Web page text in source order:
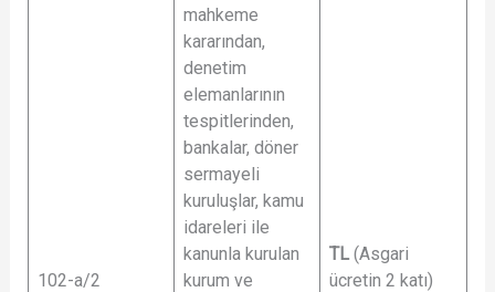
102-a/2
mahkeme
kararından,
denetim
elemanlarının
tespitlerinden,
bankalar, döner
sermayeli
kuruluşlar, kamu
idareleri ile
kanunla kurulan
kurum ve
TL(Asgari
ücretin 2 katı)